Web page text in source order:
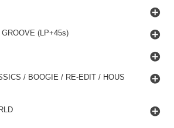
(LP+45s)
/ BOOGIE / RE-EDIT / HOUS